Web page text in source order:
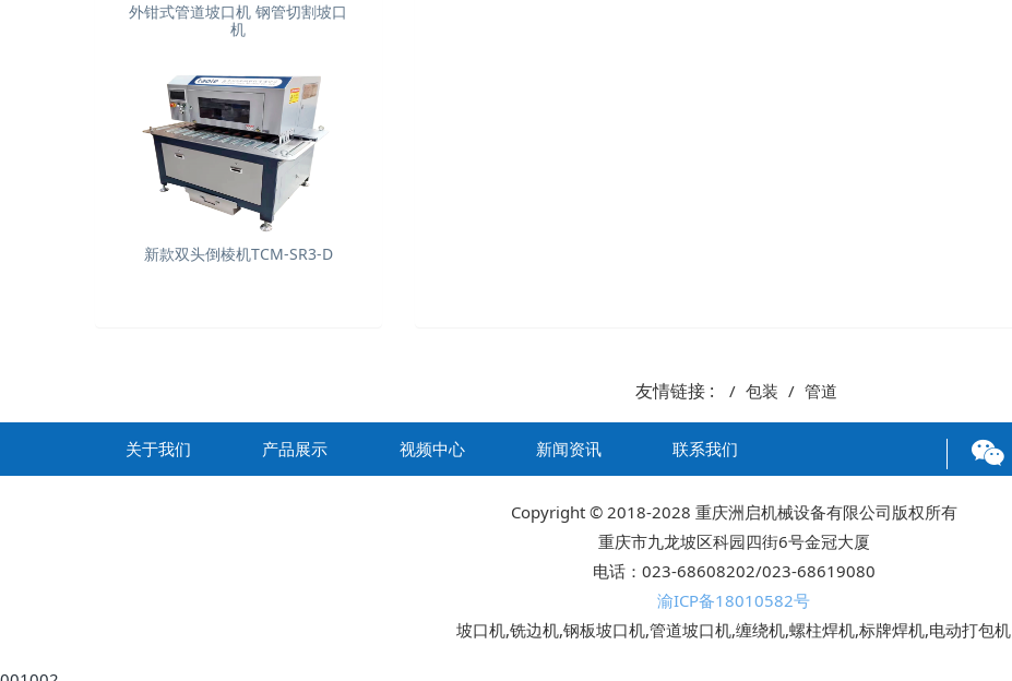
外钳式管道坡口机 钢管切割坡口
机
新款双头倒棱机TCM-SR3-D
友情链接 : 包装 管道
关于我们 产品展示 视频中心 新闻资讯 联系我们
Copyright © 2018-2028 重庆洲启机械设备有限公司版权所有
重庆市九龙坡区科园四街6号金冠大厦
电话：023-68608202/023-68619080
渝ICP备18010582号
坡口机,铣边机,钢板坡口机,管道坡口机,缠绕机,螺柱焊机,标牌焊机,电动打包机